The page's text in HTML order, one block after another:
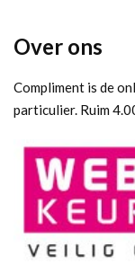
Over ons
Compliment is de
particulier. Ruim